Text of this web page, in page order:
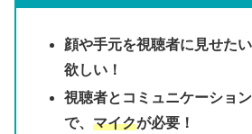
顔や手元を視聴者に見せた
欲しい！
視聴者とコミュニケーショ
で、マイクが必要！